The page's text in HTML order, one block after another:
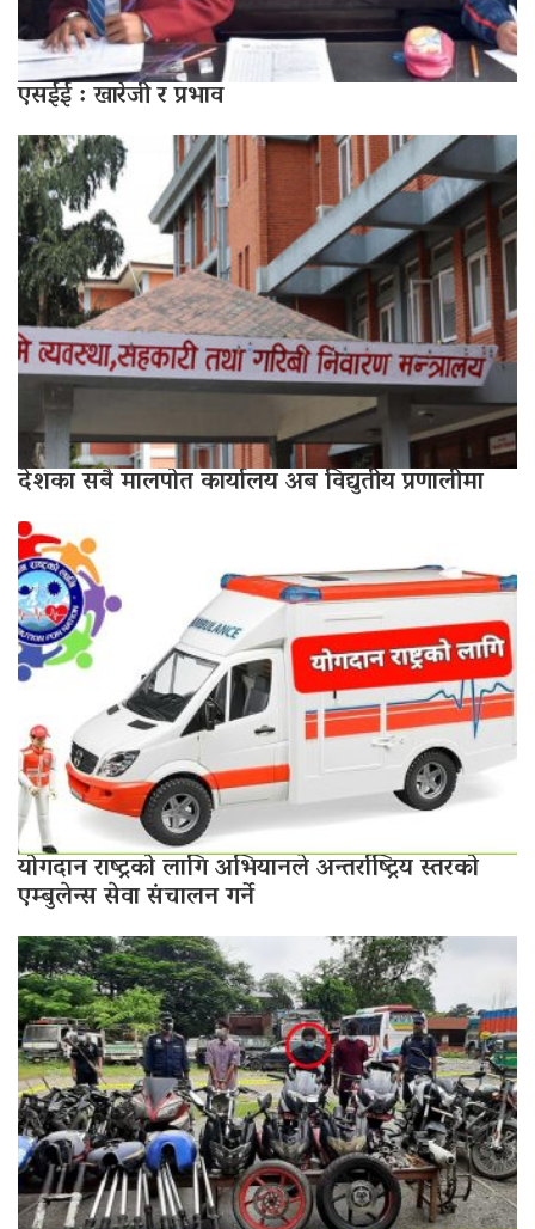
एसईई : खारेजी र प्रभाव
देशका सबै मालपोत कार्यालय अब विद्युतीय प्रणालीमा
योगदान राष्ट्रको लागि अभियानले अन्तर्राष्ट्रिय स्तरको
एम्बुलेन्स सेवा संचालन गर्ने